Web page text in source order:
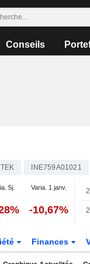
Conseils
INE759A01021
5j. Varia. 1 janv.
-10,67%
Finances